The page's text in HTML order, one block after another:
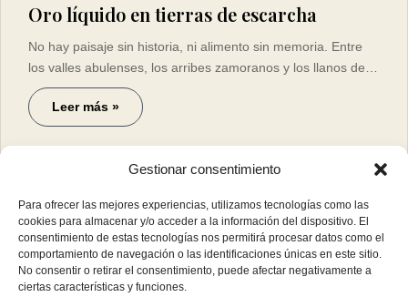
Gestionar consentimiento
Para ofrecer las mejores experiencias, utilizamos tecnologías como las
cookies para almacenar y/o acceder a la información del dispositivo. El
consentimiento de estas tecnologías nos permitirá procesar datos como el
comportamiento de navegación o las identificaciones únicas en este sitio.
No consentir o retirar el consentimiento, puede afectar negativamente a
ciertas características y funciones.
Oro líquido en tierras de escarcha
No hay paisaje sin historia, ni alimento sin memoria. Entre
los valles abulenses, los arribes zamoranos y los llanos de…
Leer más »